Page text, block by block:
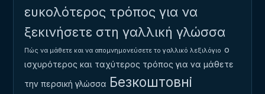
ευκολότερος τρόπος για να
ξεκινήσετε στη γαλλική γλώσσα
Πώς να μάθετε και να απομνημονεύσετε το γαλλικό λεξιλόγιο ο
ισχυρότερος και ταχύτερος τρόπος για να μάθετε
την περσική γλώσσα Безкоштовні